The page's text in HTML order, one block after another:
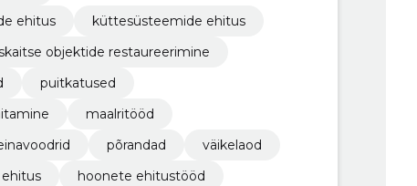
ehitus
küttesüsteemide ehitus
objektide restaureerimine
puitkatused
maalritööd
põrandad
väikelaod
hoonete ehitustööd